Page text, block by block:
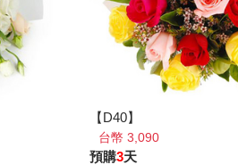
【D40】
台幣 3,090
預購3天